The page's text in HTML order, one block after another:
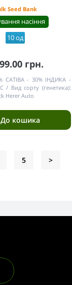
Seed Bank
насіння
10 од
грн.
САТІВА - 30% ІНДИКА -
Вид сорту (генетика):
Herer Auto
До кошика
5 >